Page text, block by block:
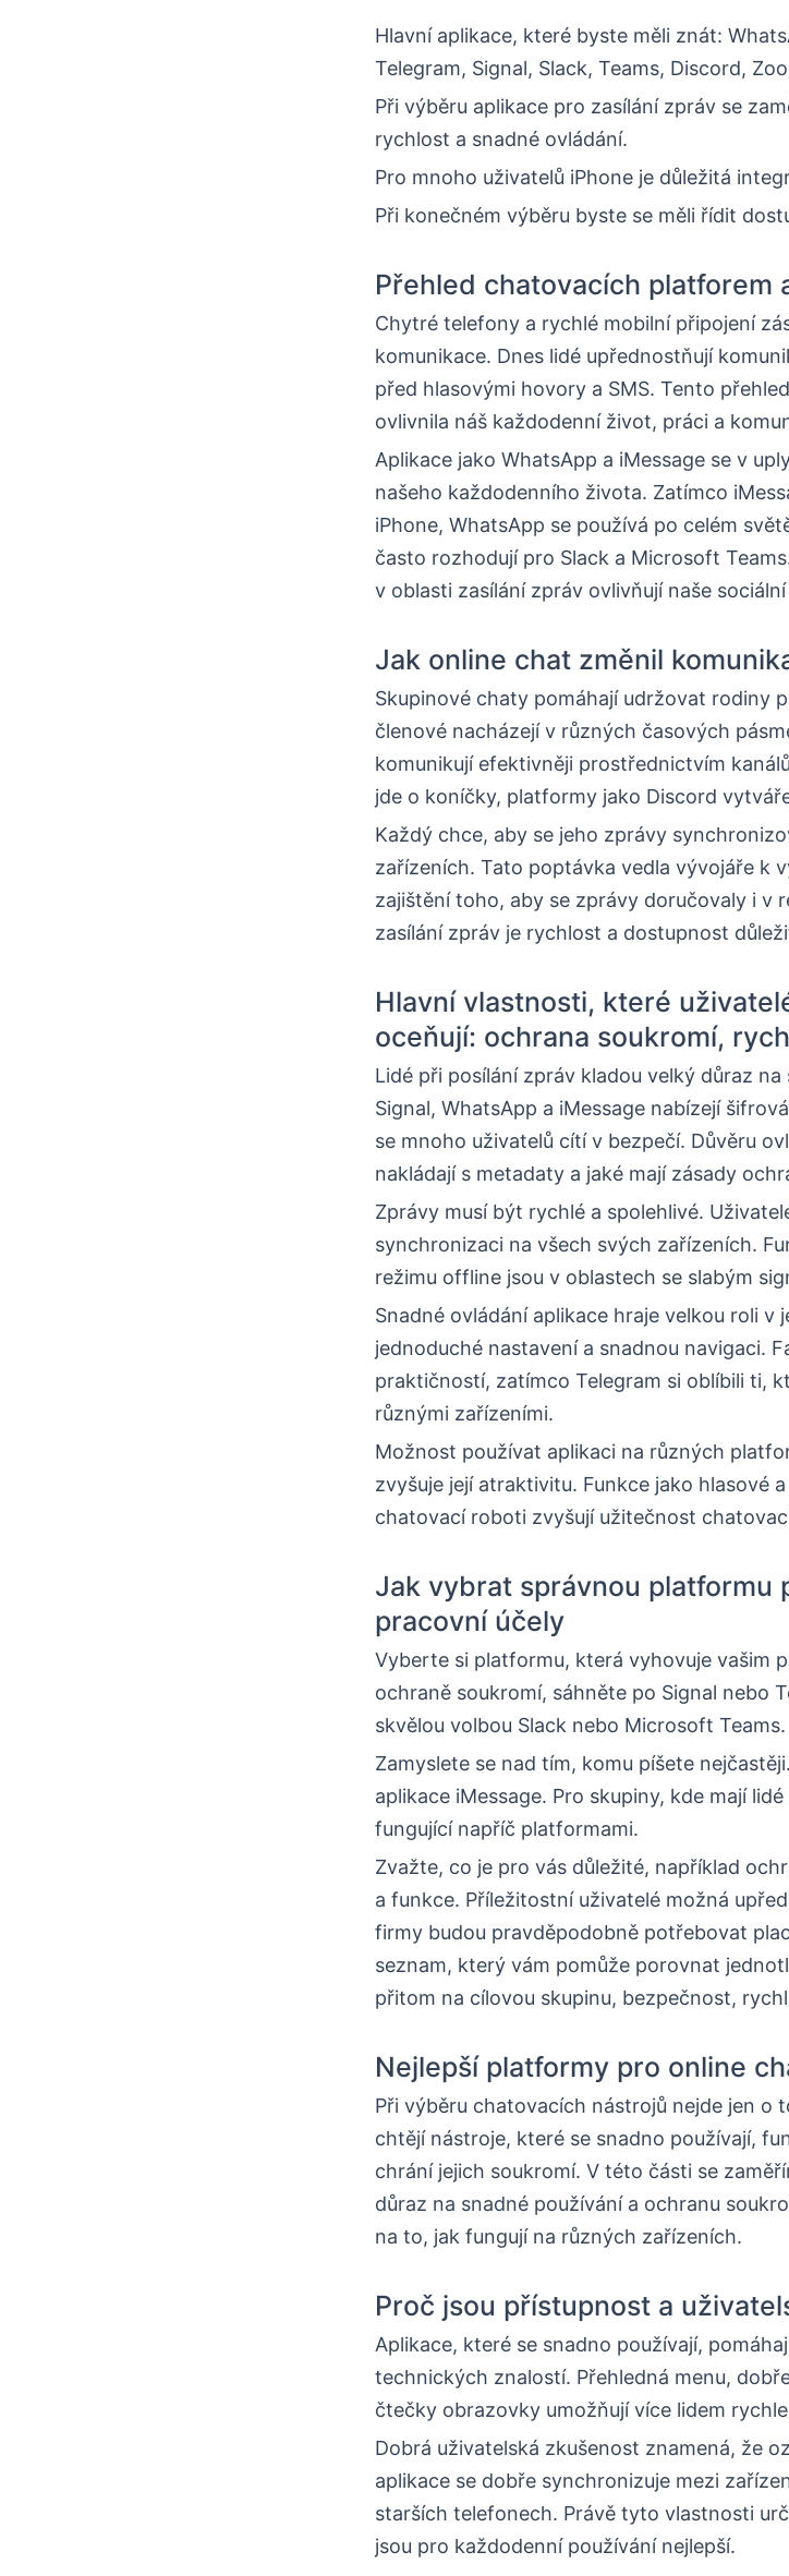
Hlavní aplikace, které byste měli znát:
Telegram, Signal, Slack, Teams, Discord,
Při výběru aplikace pro zasílání zpráv se
rychlost a snadné ovládání.
Pro mnoho uživatelů iPhone je důležitá
Při konečném výběru byste se měli řídit
Přehled chatovacích platforem
Chytré telefony a rychlé mobilní připojení
komunikace. Dnes lidé upřednostňují
před hlasovými hovory a SMS. Tento
ovlivnila náš každodenní život, práci a
Aplikace jako WhatsApp a iMessage se v
našeho každodenního života. Zatímco
iPhone, WhatsApp se používá po celém
často rozhodují pro Slack a Microsoft
v oblasti zasílání zpráv ovlivňují naše
Jak online chat změnil
Skupinové chaty pomáhají udržovat rodiny
členové nacházejí v různých časových
komunikují efektivněji prostřednictvím
jde o koníčky, platformy jako Discord
Každý chce, aby se jeho zprávy
zařízeních. Tato poptávka vedla vývojáře k
zajištění toho, aby se zprávy doručovaly i v
zasílání zpráv je rychlost a dostupnost
Hlavní vlastnosti, které
oceňují: ochrana soukromí,
Lidé při posílání zpráv kladou velký důraz
Signal, WhatsApp a iMessage nabízejí
se mnoho uživatelů cítí v bezpečí. Důvěru
nakládají s metadaty a jaké mají zásady
Zprávy musí být rychlé a spolehlivé.
synchronizaci na všech svých zařízeních.
režimu offline jsou v oblastech se slabým
Snadné ovládání aplikace hraje velkou roli v
jednoduché nastavení a snadnou navigaci.
praktičností, zatímco Telegram si oblíbili ti,
různými zařízeními.
Možnost používat aplikaci na různých
zvyšuje její atraktivitu. Funkce jako hlasové
chatovací roboti zvyšují užitečnost
Jak vybrat správnou platformu
pracovní účely
Vyberte si platformu, která vyhovuje vašim
ochraně soukromí, sáhněte po Signal nebo
skvělou volbou Slack nebo Microsoft Teams.
Zamyslete se nad tím, komu píšete
aplikace iMessage. Pro skupiny, kde mají
fungující napříč platformami.
Zvažte, co je pro vás důležité, například
a funkce. Příležitostní uživatelé možná
firmy budou pravděpodobně potřebovat
seznam, který vám pomůže porovnat
přitom na cílovou skupinu, bezpečnost,
Nejlepší platformy pro online
Při výběru chatovacích nástrojů nejde jen o
chtějí nástroje, které se snadno používají,
chrání jejich soukromí. V této části se
důraz na snadné používání a ochranu
na to, jak fungují na různých zařízeních.
Proč jsou přístupnost a
Aplikace, které se snadno používají,
technických znalostí. Přehledná menu,
čtečky obrazovky umožňují více lidem
Dobrá uživatelská zkušenost znamená, že
aplikace se dobře synchronizuje mezi
starších telefonech. Právě tyto vlastnosti
jsou pro každodenní používání nejlepší.